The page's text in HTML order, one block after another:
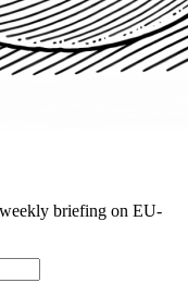
briefing on EU-